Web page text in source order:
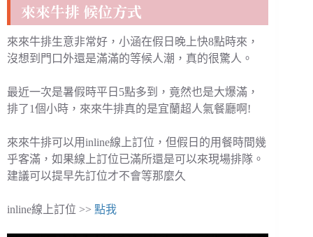
來來牛排 候位方式
來來牛排生意非常好，小涵在假日晚上快8點時來，
沒想到門口外還是滿滿的等候人潮，真的很驚人。
最近一次是暑假時平日5點多到，竟然也是大爆滿，
排了1個小時，來來牛排真的是宜蘭超人氣餐廳啊!
來來牛排可以用inline線上訂位，但假日的用餐時間幾
乎客滿，如果線上訂位已滿所還是可以來現場排隊。
建議可以提早先訂位才不會等那麼久
inline線上訂位 >> 點我